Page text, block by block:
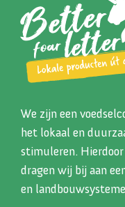
We zijn een
het lokaal en
stimuleren.
dragen wij bij aan
en